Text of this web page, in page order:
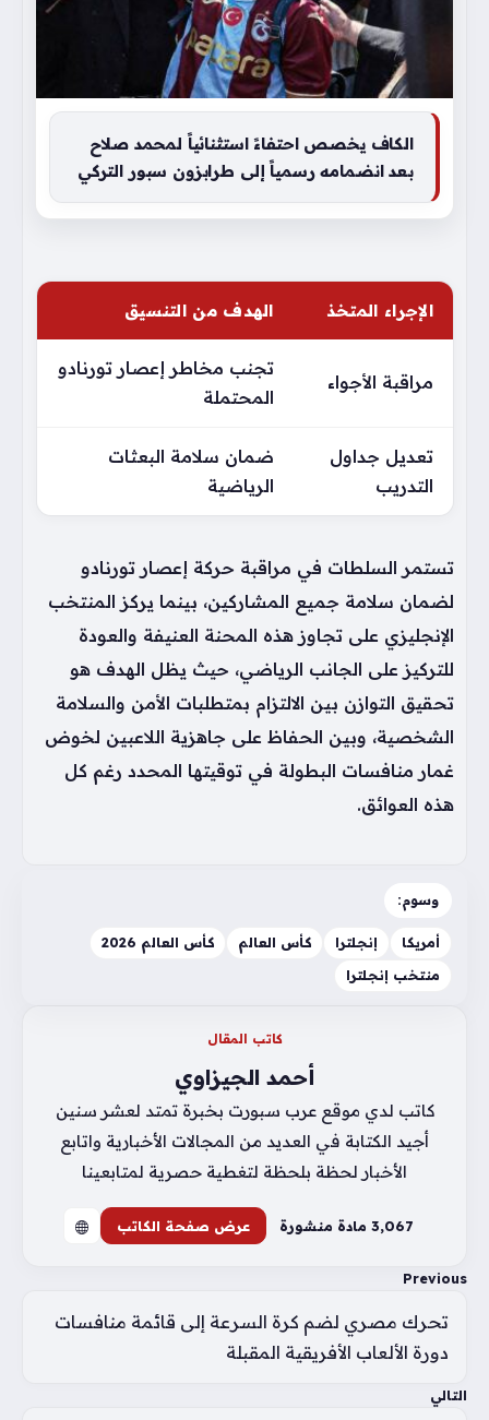
الكاف يخصص احتفاءً استثنائياً لمحمد صلاح
بعد انضمامه رسمياً إلى طرابزون سبور التركي
الإجراء المتخذ الهدف من التنسيق
مراقبة الأجواء
تجنب مخاطر إعصار تورنادو
المحتملة
تعديل جداول
التدريب
ضمان سلامة البعثات
الرياضية
تستمر السلطات في مراقبة حركة إعصار تورنادو
لضمان سلامة جميع المشاركين، بينما يركز المنتخب
الإنجليزي على تجاوز هذه المحنة العنيفة والعودة
للتركيز على الجانب الرياضي، حيث يظل الهدف هو
تحقيق التوازن بين الالتزام بمتطلبات الأمن والسلامة
الشخصية، وبين الحفاظ على جاهزية اللاعبين لخوض
غمار منافسات البطولة في توقيتها المحدد رغم كل
هذه العوائق.
وسوم:
أمريكا إنجلترا كأس العالم
كأس العالم 2026
منتخب إنجلترا
كاتب المقال
أحمد الجيزاوي
كاتب لدي موقع عرب سبورت بخبرة تمتد لعشر سنين
أجيد الكتابة في العديد من المجالات الأخبارية واتابع
الأخبار لحظة بلحظة لتغطية حصرية لمتابعينا
3٬067 مادة منشورة عرض صفحة الكاتب
Previous
تحرك مصري لضم كرة السرعة إلى قائمة منافسات
دورة الألعاب الأفريقية المقبلة
التالي